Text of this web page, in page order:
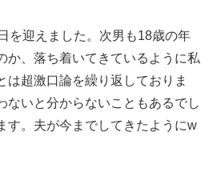
を迎えました。次男も18歳の年
か、落ち着いてきているように私
は超激口論を繰り返しておりま
ないと分からないこともあるでし
す。夫が今までしてきたようにw